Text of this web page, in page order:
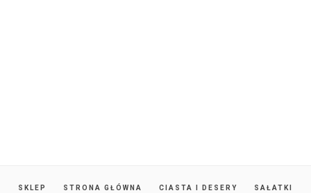
SKLEP STRONA GŁÓWNA CIASTA I DESERY
SAŁATKI